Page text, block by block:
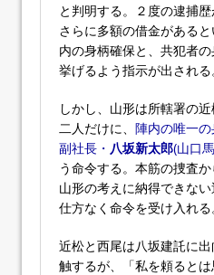
と判明する。２度の逮捕歴
さらに多額の借金がある
内の身柄確保と、共犯者
挙げるよう指示が出される
しかし、山形は所轄署の
二人だけに、 陣内の唯一
副社長・ 八坂新太郎(山口
う命令する。本筋の捜査
山形の考えに納得できない
仕方なく命令を受け入れる
近松と西尾は八坂建託に
触するが、「私を頼ると